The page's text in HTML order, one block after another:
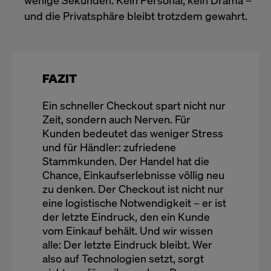
und die Privatsphäre bleibt trotzdem gewahrt.
FAZIT
Ein schneller Checkout spart nicht nur
Zeit, sondern auch Nerven. Für
Kunden bedeutet das weniger Stress
und für Händler: zufriedene
Stammkunden. Der Handel hat die
Chance, Einkaufserlebnisse völlig neu
zu denken. Der Checkout ist nicht nur
eine logistische Notwendigkeit – er ist
der letzte Eindruck, den ein Kunde
vom Einkauf behält. Und wir wissen
alle: Der letzte Eindruck bleibt. Wer
also auf Technologien setzt, sorgt